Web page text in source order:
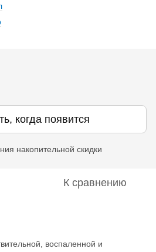
когда появится
накопительной скидки
К сравнению
воспаленной и